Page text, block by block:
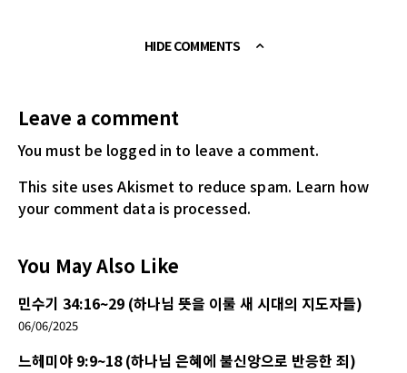
HIDE COMMENTS
Leave a comment
You must be logged in to leave a comment.
This site uses Akismet to reduce spam. Learn how
your comment data is processed.
You May Also Like
민수기 34:16~29 (하나님 뜻을 이룰 새 시대의 지도자들)
06/06/2025
느헤미야 9:9~18 (하나님 은혜에 불신앙으로 반응한 죄)